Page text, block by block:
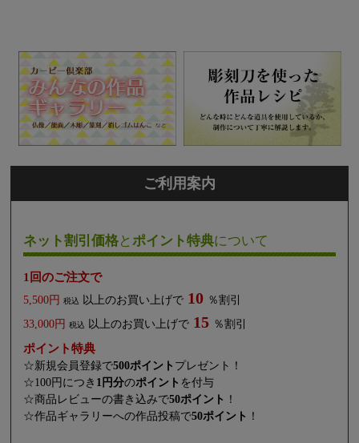
ご利用案内
ネット割引価格とポイント特典について
1回のご注文で
5,500円 税込 以上のお買い上げで 10 ％割引
33,000円
税込 以上のお買い上げで 15 ％割引
ポイント特典
☆新規会員登録で500ポイント プレゼント！
☆100円につき 1円分のポイント を付与
☆商品レビューの書き込みで50ポイント ！
☆作品ギャラリーへの作品投稿で50ポイント ！